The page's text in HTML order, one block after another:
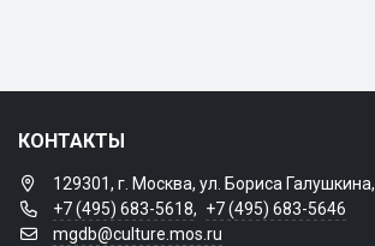
КОНТАКТЫ
129301, г. Москва, ул. Бориса Галушкина,
+7 (495) 683-5618, +7 (495) 683-5646
mgdb@culture.mos.ru